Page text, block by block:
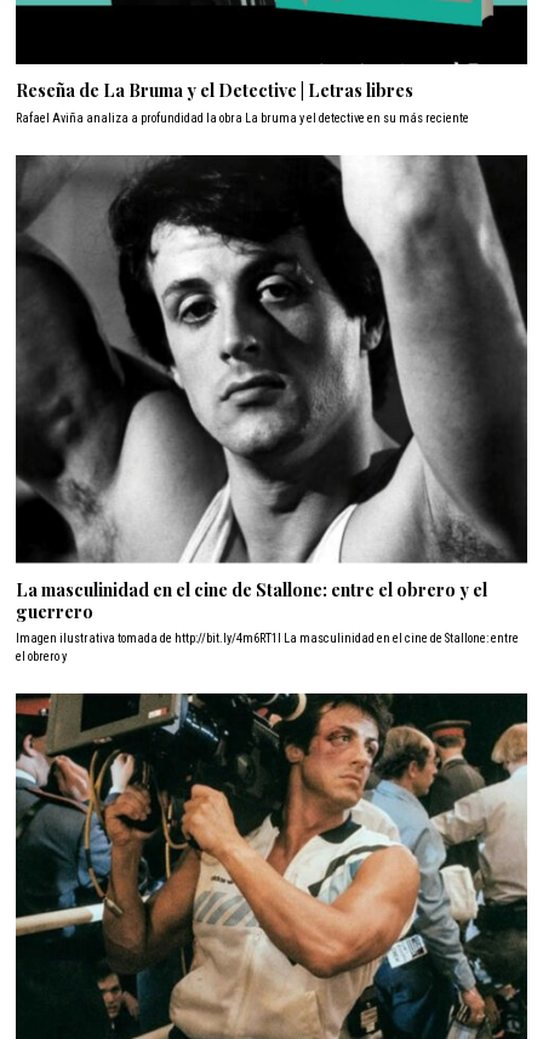
Reseña de La Bruma y el Detective | Letras libres
Rafael Aviña analiza a profundidad la obra La bruma y el detective en su más reciente
La masculinidad en el cine de Stallone: entre el obrero y el
guerrero
Imagen ilustrativa tomada de http://bit.ly/4m6RT1I La masculinidad en el cine de Stallone: entre
el obrero y